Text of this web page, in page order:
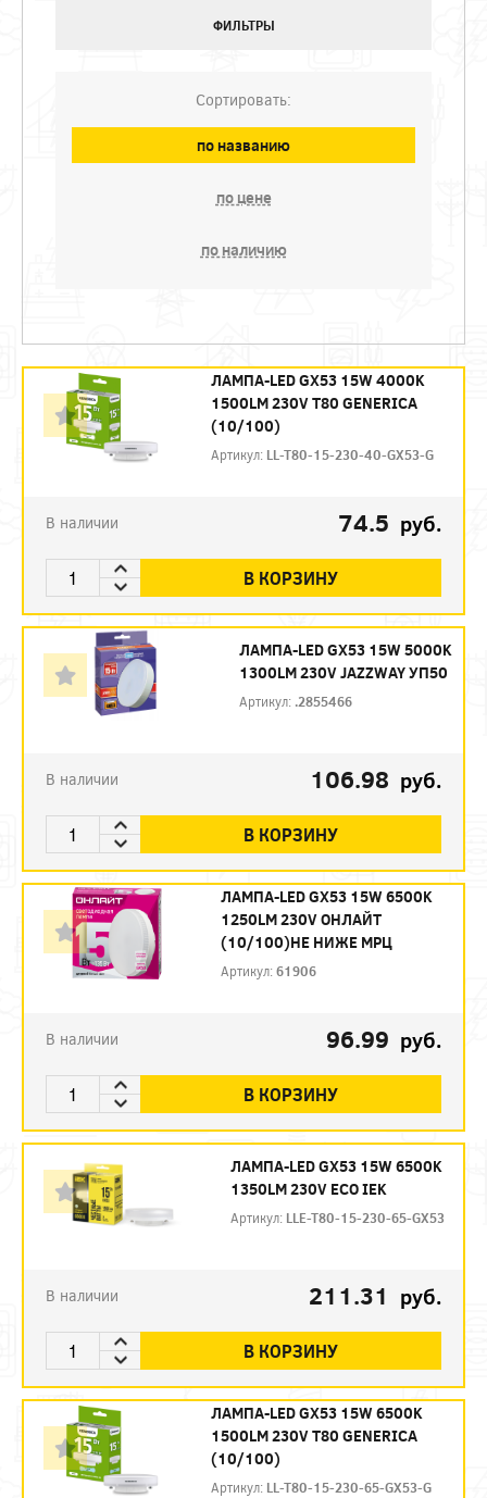
ФИЛЬТРЫ
Сортировать:
по названию
по цене
по наличию
ЛАМПА-LED GX53 15W 4000K
1500LM 230V T80 GENERICA
(10/100)
Артикул: LL-T80-15-230-40-GX53-G
В наличии 74.5 руб.
В КОРЗИНУ
ЛАМПА-LED GX53 15W 5000K
1300LM 230V JAZZWAY УП50
Артикул: .2855466
В наличии 106.98 руб.
В КОРЗИНУ
ЛАМПА-LED GX53 15W 6500K
1250LM 230V ОНЛAЙТ
(10/100)НЕ НИЖЕ МРЦ
Артикул:61906
В наличии 96.99 руб.
В КОРЗИНУ
ЛАМПА-LED GX53 15W 6500K
1350LM 230V ECO IEK
Артикул: LLE-T80-15-230-65-GX53
В наличии 211.31 руб.
В КОРЗИНУ
ЛАМПА-LED GX53 15W 6500K
1500LM 230V T80 GENERICA
(10/100)
Артикул: LL-T80-15-230-65-GX53-G